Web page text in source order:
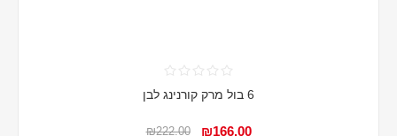
6 בול מרק קורנינג לבן
₪166.00
₪222.00